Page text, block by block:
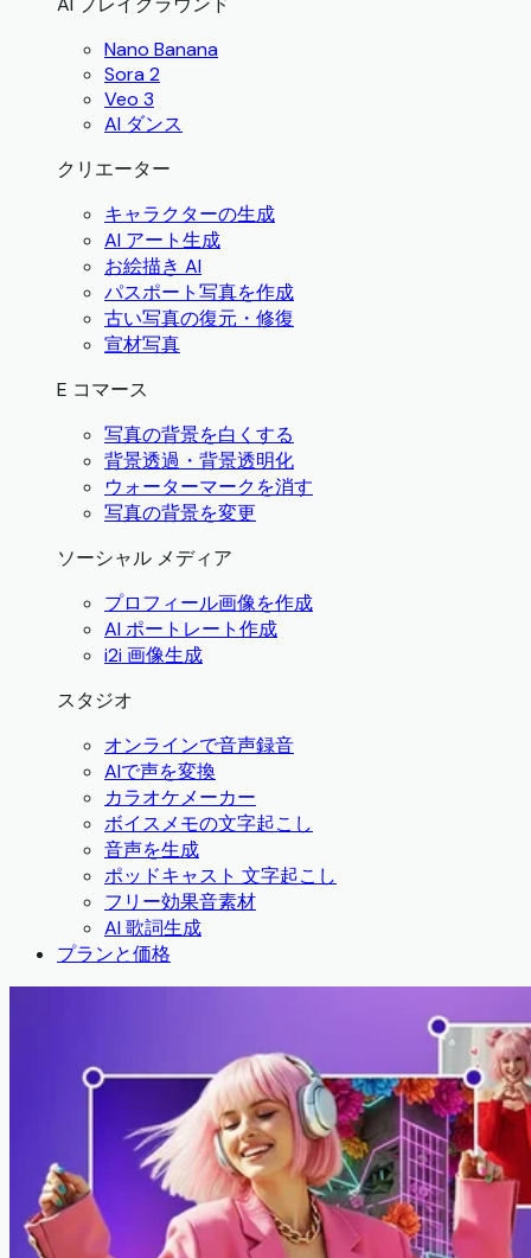
Nano Banana
Sora 2
Veo 3
AI ダンス
クリエーター
キャラクターの生成
AI アート生成
お絵描き AI
パスポート写真を作成
古い写真の復元・修復
宣材写真
E コマース
写真の背景を白くする
背景透過・背景透明化
ウォーターマークを消す
写真の背景を変更
ソーシャル メディア
プロフィール画像を作成
AI ポートレート作成
i2i 画像生成
スタジオ
オンラインで音声録音
AIで声を変換
カラオケメーカー
ボイスメモの文字起こし
音声を生成
ポッドキャスト 文字起こし
フリー効果音素材
AI 歌詞生成
プランと価格